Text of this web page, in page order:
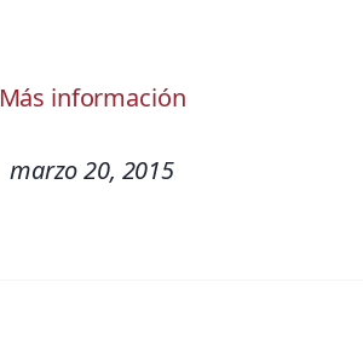
Más información
marzo 20, 2015